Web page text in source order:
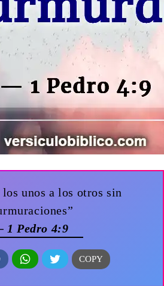
los unos a los otros sin
Pedro 4:9